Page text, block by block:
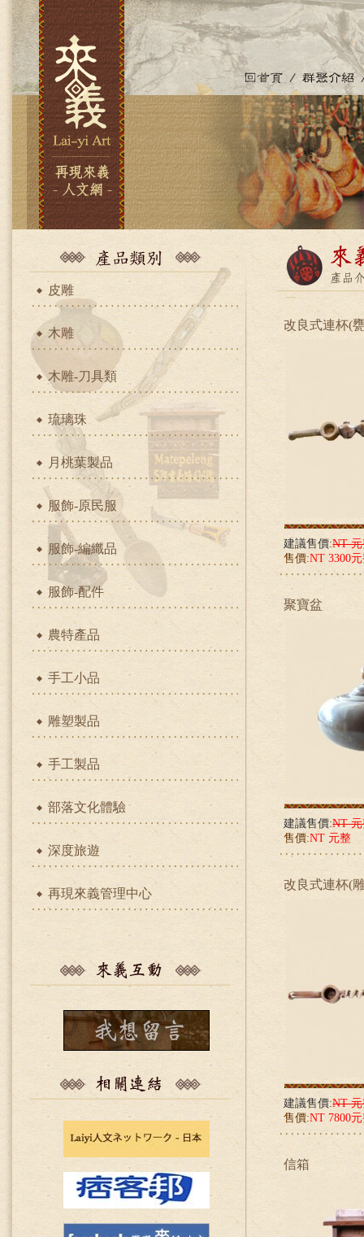
皮雕
木雕
木雕-刀具類
琉璃珠
月桃葉製品
服飾-原民服
服飾-編織品
服飾-配件
農特產品
手工小品
雕塑製品
手工製品
部落文化體驗
深度旅遊
再現來義管理中心
改良式連杯(
建議售價:NT
售價:NT 3300
聚寶盆
建議售價:NT
售價:NT 元整
改良式連杯(
建議售價:NT
售價:NT 7800
信箱